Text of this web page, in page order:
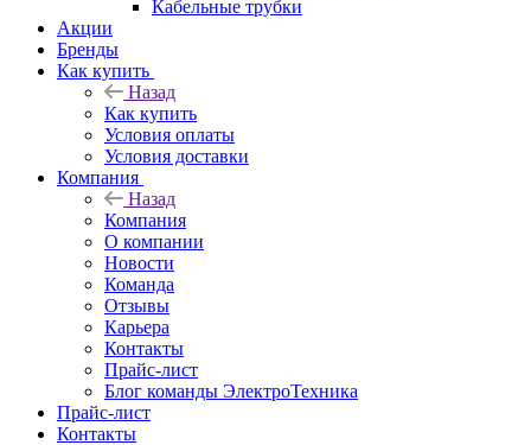
Кабельные трубки
Акции
Бренды
Как купить
Назад
Как купить
Условия оплаты
Условия доставки
Компания
Назад
Компания
О компании
Новости
Команда
Отзывы
Карьера
Контакты
Прайс-лист
Блог команды ЭлектроТехника
Прайс-лист
Контакты